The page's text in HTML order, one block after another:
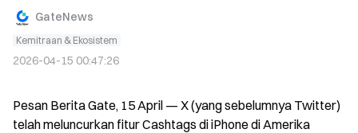
GateNews
Kemitraan & Ekosistem
2026-04-15 00:47:26
Pesan Berita Gate, 15 April — X (yang sebelumnya Twitter)
telah meluncurkan fitur Cashtags di iPhone di Amerika